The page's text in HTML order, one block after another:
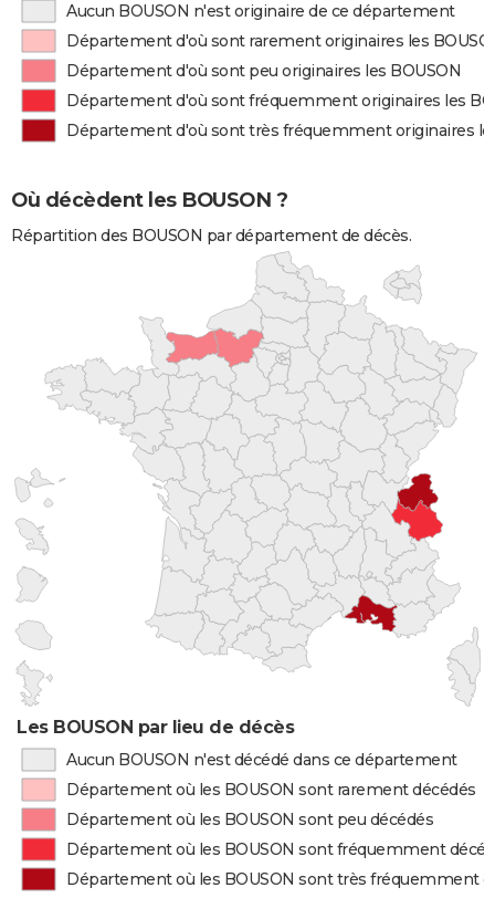
Aucun BOUSON n'est originaire de ce département
Département d'où sont rarement originaires les
Département d'où sont peu originaires les BOUSON
Département d'où sont fréquemment originaires les
Département d'où sont très fréquemment originaires
Où décèdent les BOUSON ?
Répartition des BOUSON par département de décès.
Les BOUSON par lieu de décès
Aucun BOUSON n'est décédé dans ce département
Département où les BOUSON sont rarement décédés
Département où les BOUSON sont peu décédés
Département où les BOUSON sont fréquemment
Département où les BOUSON sont très fréquemment